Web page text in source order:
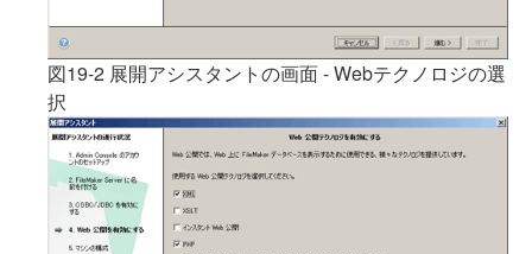
図19-2 展開アシスタントの画面 - Webテクノロジの選
択